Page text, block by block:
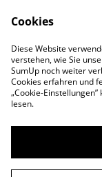
©2026Deva
Cookies
Diese Website
verstehen, wie Sie
SumUp noch weiter
Cookies erfahren und
„Cookie-
lesen.